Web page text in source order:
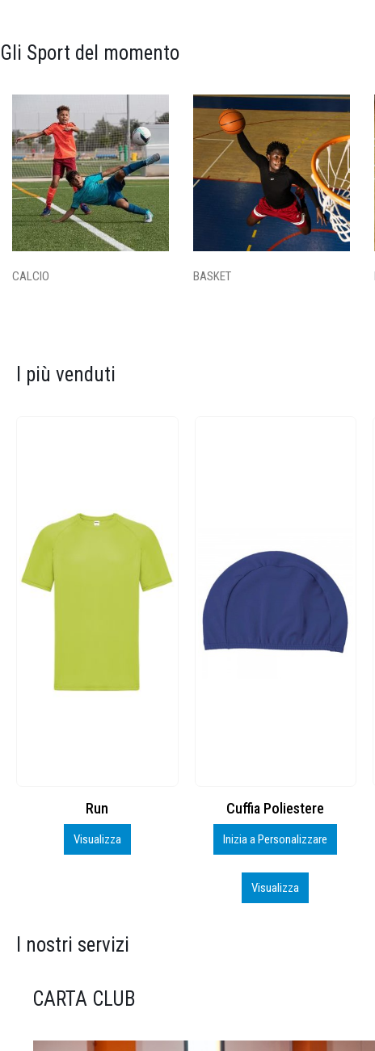
Gli Sport del momento
CALCIO BASKET
I più venduti
Cuffia Poliestere
Inizia a Personalizzare
BS600 – 5139960
Personalizza
Visualizza
I nostri servizi
CARTA CLUB